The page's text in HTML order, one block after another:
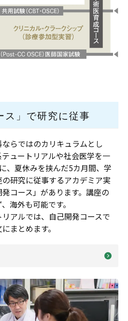
ス」で研究に従事
らではのカリキュラムとし
ュートリアルや社会医学を一
、夏休みを挟んだ5カ月間、学
研究に従事するアカデミア実
コース」があります。講座の
海外も可能です。
アルでは、自己開発コースで
まとめます。